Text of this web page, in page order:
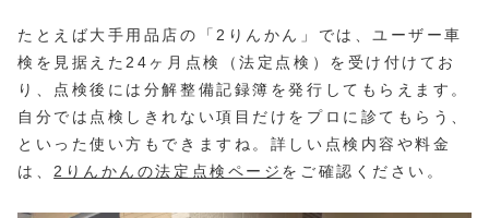
たとえば大手用品店の「2りんかん」では、ユーザー車
検を見据えた24ヶ月点検（法定点検）を受け付けてお
り、点検後には分解整備記録簿を発行してもらえます。
自分では点検しきれない項目だけをプロに診てもらう、
といった使い方もできますね。詳しい点検内容や料金
は、 2りんかんの法定点検ページ をご確認ください。